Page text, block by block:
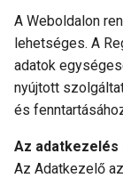
A Weboldalon
lehetséges. A
adatok
nyújtott
és
Az adatkezelés
Az Adatkezelő